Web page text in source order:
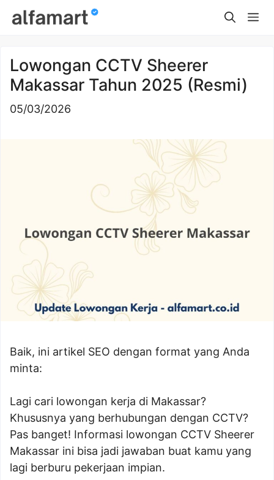
Lowongan CCTV Sheerer
Makassar Tahun 2025 (Resmi)
05/03/2026
Baik, ini artikel SEO dengan format yang Anda
minta:
Lagi cari lowongan kerja di Makassar?
Khususnya yang berhubungan dengan CCTV?
Pas banget! Informasi lowongan CCTV Sheerer
Makassar ini bisa jadi jawaban buat kamu yang
lagi berburu pekerjaan impian.